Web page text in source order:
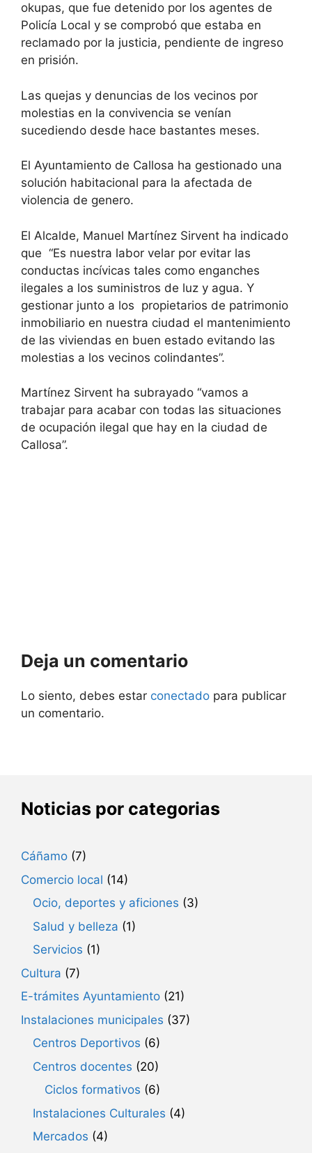
okupas, que fue detenido por los agentes de
Policía Local y se comprobó que estaba en
reclamado por la justicia, pendiente de ingreso
en prisión.
Las quejas y denuncias de los vecinos por
molestias en la convivencia se venían
sucediendo desde hace bastantes meses.
El Ayuntamiento de Callosa ha gestionado una
solución habitacional para la afectada de
violencia de genero.
El Alcalde, Manuel Martínez Sirvent ha indicado
que “Es nuestra labor velar por evitar las
conductas incívicas tales como enganches
ilegales a los suministros de luz y agua. Y
gestionar junto a los propietarios de patrimonio
inmobiliario en nuestra ciudad el mantenimiento
de las viviendas en buen estado evitando las
molestias a los vecinos colindantes”.
Martínez Sirvent ha subrayado “vamos a
trabajar para acabar con todas las situaciones
de ocupación ilegal que hay en la ciudad de
Callosa”.
Deja un comentario
Lo siento, debes estar conectado para publicar
un comentario.
Noticias por categorias
Cáñamo (7)
Comercio local (14)
Ocio, deportes y aficiones (3)
Salud y belleza (1)
Servicios (1)
Cultura (7)
E-trámites Ayuntamiento (21)
Instalaciones municipales (37)
Centros Deportivos (6)
Centros docentes (20)
Ciclos formativos (6)
Instalaciones Culturales (4)
Mercados (4)